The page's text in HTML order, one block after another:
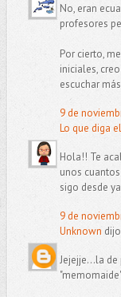
No, eran
profesores
Por cierto,
iniciales,
escuchar
9 de
Lo que diga
Hola!! Te
unos
sigo desde
9 de
Unknown
Jejejje...la